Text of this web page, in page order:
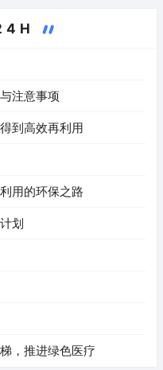
注意事项
到高效再利用
用的环保之路
划
，推进绿色医疗